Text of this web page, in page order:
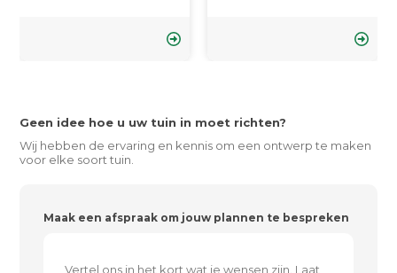
Geen idee hoe u uw tuin in moet richten?
Wij hebben de ervaring en kennis om een ontwerp te maken
voor elke soort tuin.
Maak een afspraak om jouw plannen te bespreken